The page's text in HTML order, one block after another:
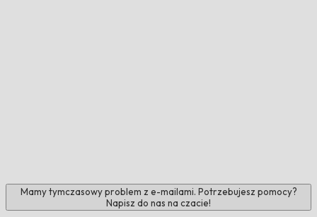
Mamy tymczasowy problem z e-mailami. Potrzebujesz pomocy?
Napisz do nas na czacie!